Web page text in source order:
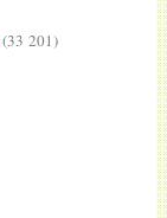
(33 201)